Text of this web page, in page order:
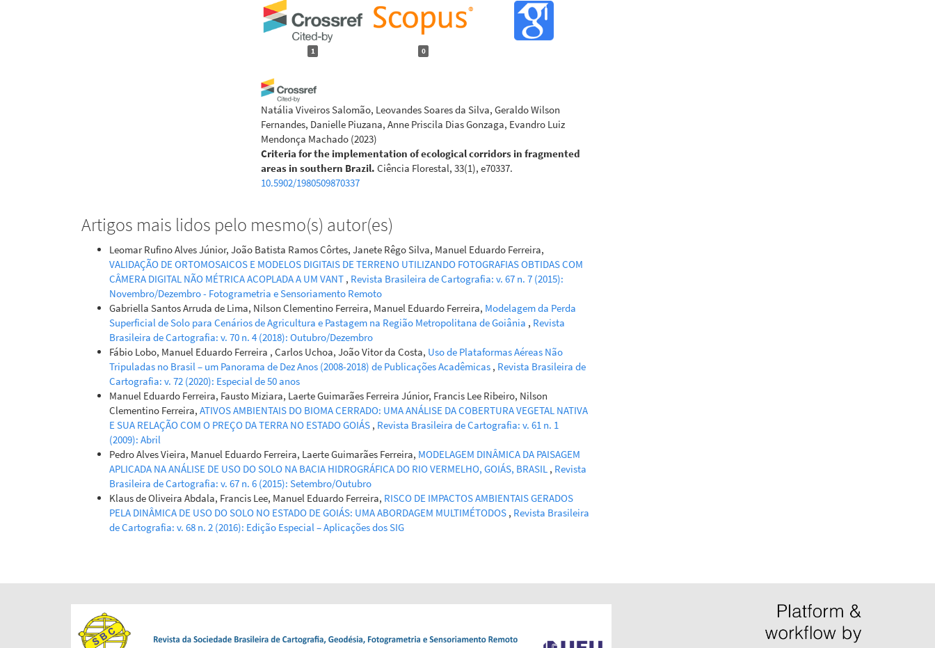
1 0
Natália Viveiros Salomão, Leovandes Soares da Silva, Geraldo Wilson
Fernandes, Danielle Piuzana, Anne Priscila Dias Gonzaga, Evandro Luiz
Mendonça Machado (2023)
Criteria for the implementation of ecological corridors in fragmented
areas in southern Brazil. Ciência Florestal, 33(1), e70337.
10.5902/1980509870337
Artigos mais lidos pelo mesmo(s) autor(es)
Leomar Rufino Alves Júnior, João Batista Ramos Côrtes, Janete Rêgo Silva, Manuel Eduardo Ferreira,
VALIDAÇÃO DE ORTOMOSAICOS E MODELOS DIGITAIS DE TERRENO UTILIZANDO FOTOGRAFIAS OBTIDAS COM
CÂMERA DIGITAL NÃO MÉTRICA ACOPLADA A UM VANT , Revista Brasileira de Cartografia: v. 67 n. 7 (2015):
Novembro/Dezembro - Fotogrametria e Sensoriamento Remoto
Gabriella Santos Arruda de Lima, Nilson Clementino Ferreira, Manuel Eduardo Ferreira, Modelagem da Perda
Superficial de Solo para Cenários de Agricultura e Pastagem na Região Metropolitana de Goiânia , Revista
Brasileira de Cartografia: v. 70 n. 4 (2018): Outubro/Dezembro
Fábio Lobo, Manuel Eduardo Ferreira , Carlos Uchoa, João Vitor da Costa, Uso de Plataformas Aéreas Não
Tripuladas no Brasil – um Panorama de Dez Anos (2008-2018) de Publicações Acadêmicas , Revista Brasileira de
Cartografia: v. 72 (2020): Especial de 50 anos
Manuel Eduardo Ferreira, Fausto Miziara, Laerte Guimarães Ferreira Júnior, Francis Lee Ribeiro, Nilson
Clementino Ferreira, ATIVOS AMBIENTAIS DO BIOMA CERRADO: UMA ANÁLISE DA COBERTURA VEGETAL NATIVA
E SUA RELAÇÃO COM O PREÇO DA TERRA NO ESTADO GOIÁS , Revista Brasileira de Cartografia: v. 61 n. 1
(2009): Abril
Pedro Alves Vieira, Manuel Eduardo Ferreira, Laerte Guimarães Ferreira, MODELAGEM DINÂMICA DA PAISAGEM
APLICADA NA ANÁLISE DE USO DO SOLO NA BACIA HIDROGRÁFICA DO RIO VERMELHO, GOIÁS, BRASIL , Revista
Brasileira de Cartografia: v. 67 n. 6 (2015): Setembro/Outubro
Klaus de Oliveira Abdala, Francis Lee, Manuel Eduardo Ferreira, RISCO DE IMPACTOS AMBIENTAIS GERADOS
PELA DINÂMICA DE USO DO SOLO NO ESTADO DE GOIÁS: UMA ABORDAGEM MULTIMÉTODOS , Revista Brasileira
de Cartografia: v. 68 n. 2 (2016): Edição Especial – Aplicações dos SIG